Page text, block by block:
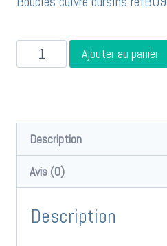
initial
était :
42,00 €.
actuel
est :
38,00
quantité
de
oursins
réfBO967
Ajouter au panier
Description
Avis (0)
Description